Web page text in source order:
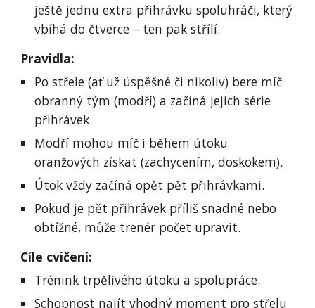
ještě jednu extra přihrávku spoluhráči, který
vbíhá do čtverce – ten pak střílí.
Pravidla:
Po střele (ať už úspěšné či nikoliv) bere míč
obranný tým (modří) a začíná jejich série
přihrávek.
Modří mohou míč i během útoku
oranžových získat (zachycením, doskokem).
Útok vždy začíná opět pět přihrávkami.
Pokud je pět přihrávek příliš snadné nebo
obtížné, může trenér počet upravit.
Cíle cvičení:
Trénink trpělivého útoku a spolupráce.
Schopnost najít vhodný moment pro střelu